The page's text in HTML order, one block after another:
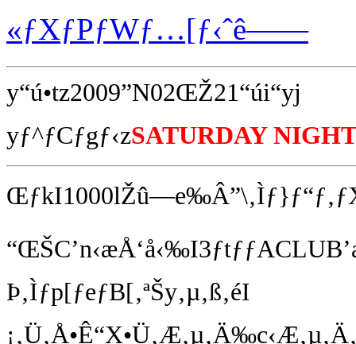
«ƒXƒPƒWƒ…[ƒ‹ˆê——
y“ú•tz2009”N02ŒŽ21“úi“yj
yƒ^ƒCƒgƒ‹zSATURDAY
Þ‚Ìƒp[ƒeƒB[‚ªŠy‚µ‚ß‚éI